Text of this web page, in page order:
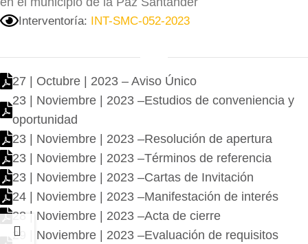
Interventoría: INT-SMC-052-2023
27 | Octubre | 2023 – Aviso Único
23 | Noviembre | 2023 –Estudios de conveniencia y
oportunidad
23 | Noviembre | 2023 –Resolución de apertura
23 | Noviembre | 2023 –Términos de referencia
23 | Noviembre | 2023 –Cartas de Invitación
24 | Noviembre | 2023 –Manifestación de interés
28 | Noviembre | 2023 –Acta de cierre
29 | Noviembre | 2023 –Evaluación de requisitos